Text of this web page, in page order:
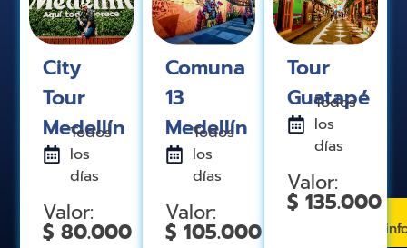
City
Tour
Medellín
Todos
los
días
Valor:
$ 80.000
Más
información
Comuna
13
Medellín
Todos
los
días
Valor:
$ 105.000
Tour
Guatapé
Todos
los
días
Valor:
$ 135.000